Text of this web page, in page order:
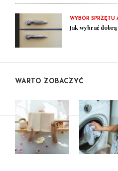
WYBÓR SPRZĘTU
Jak wybrać
WARTO ZOBACZYĆ